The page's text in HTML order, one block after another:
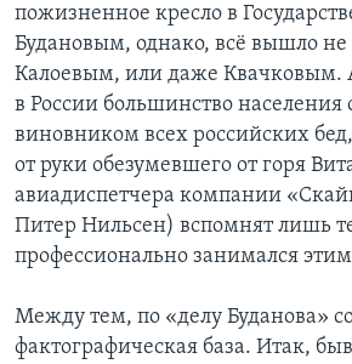
пожизненное кресло в
Будановым, однако, всё вышло не
Калоевым, или даже Квачковым.
в России большинство населения
виновником всех российских
от руки обезумевшего от горя
авиадиспетчера компании
Питер Нильсен) вспомнят лишь
профессионально занимался
Между тем, по «делу Буданова»
фактографическая база. Итак,